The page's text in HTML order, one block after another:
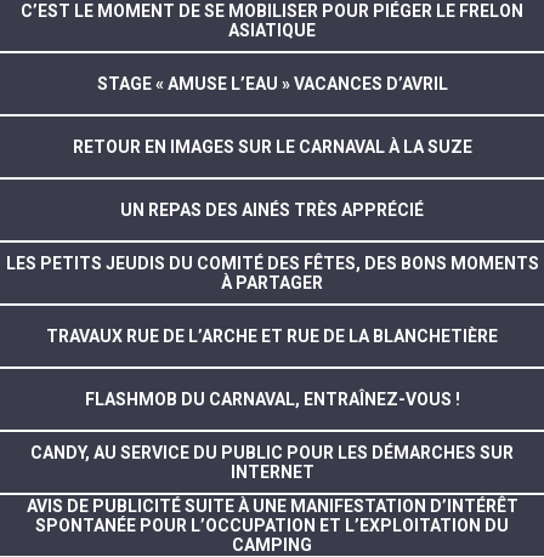
C’EST LE MOMENT DE SE MOBILISER POUR PIÉGER LE FRELON
ASIATIQUE
STAGE « AMUSE L’EAU » VACANCES D’AVRIL
RETOUR EN IMAGES SUR LE CARNAVAL À LA SUZE
UN REPAS DES AINÉS TRÈS APPRÉCIÉ
LES PETITS JEUDIS DU COMITÉ DES FÊTES, DES BONS MOMENTS
À PARTAGER
TRAVAUX RUE DE L’ARCHE ET RUE DE LA BLANCHETIÈRE
FLASHMOB DU CARNAVAL, ENTRAÎNEZ-VOUS !
CANDY, AU SERVICE DU PUBLIC POUR LES DÉMARCHES SUR
INTERNET
AVIS DE PUBLICITÉ SUITE À UNE MANIFESTATION D’INTÉRÊT
SPONTANÉE POUR L’OCCUPATION ET L’EXPLOITATION DU
CAMPING